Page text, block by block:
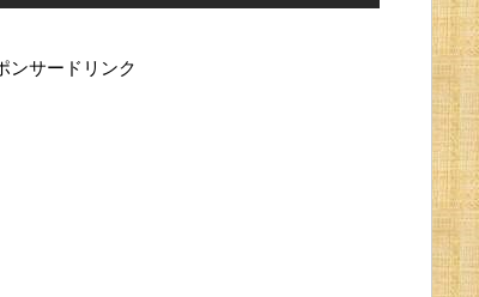
ンサードリンク